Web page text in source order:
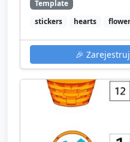
Template
stickers
hearts
🎉